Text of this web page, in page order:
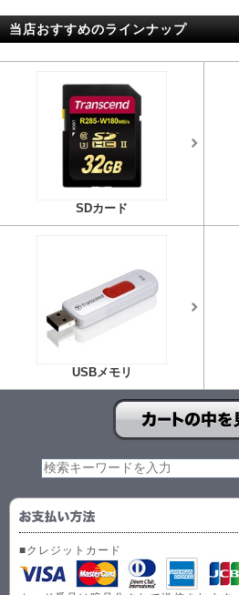
当店おすすめのラインナップ
SDカード
USBメモリ
■クレジットカード